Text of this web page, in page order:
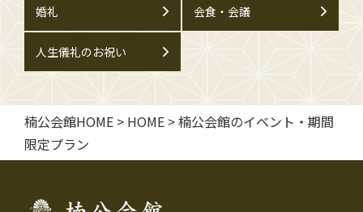
婚礼 会食・会議
人生儀礼のお祝い
楠公会館HOME > HOME >楠公会館のイベント・期間
限定プラン